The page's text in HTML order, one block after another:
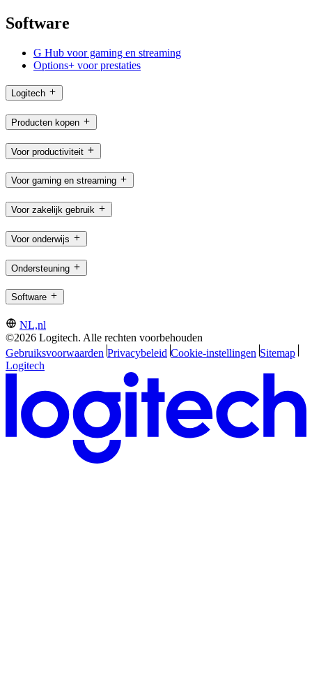
Software
G Hub voor gaming en streaming
Options+ voor prestaties
Logitech
Producten kopen
Voor productiviteit
Voor gaming en streaming
Voor zakelijk gebruik
Voor onderwijs
Ondersteuning
Software
NL,nl
©2026 Logitech. Alle rechten voorbehouden
Gebruiksvoorwaarden Privacybeleid Cookie-instellingen Sitemap
Logitech